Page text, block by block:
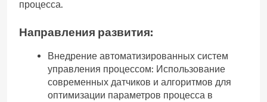
процесса.
Направления развития:
Внедрение автоматизированных систем
управления процессом: Использование
современных датчиков и алгоритмов для
оптимизации параметров процесса в